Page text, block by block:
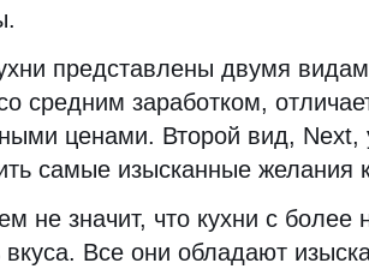
представлены двумя
средним заработком,
ценами. Второй вид, Next,
самые изысканные желания
не значит, что кухни с более
вкуса. Все они обладают